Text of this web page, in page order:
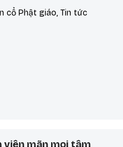
cổ Phật giáo, Tin tức
viên mãn mọi tâm